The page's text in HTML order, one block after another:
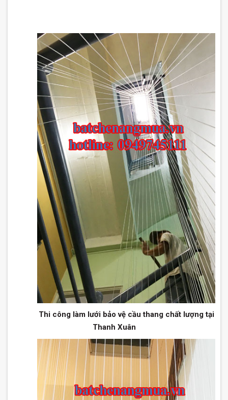
Thi công làm lưới bảo vệ cầu thang chất lượng tại
Thanh Xuân